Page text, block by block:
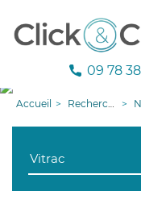
09 78
Accueil Recherche aide à domicile